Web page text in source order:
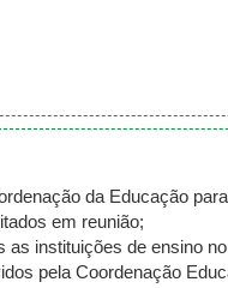
da Educação
em reunião;
instituições de ensino
pela Coordenação